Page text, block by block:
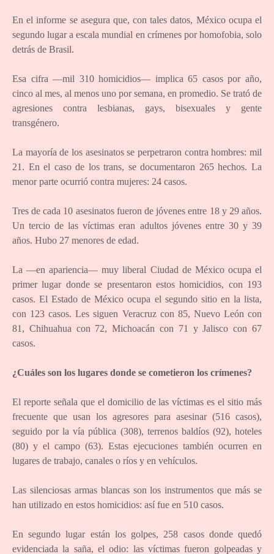
En el informe se asegura que, con tales datos, México ocupa el
segundo lugar a escala mundial en crímenes por homofobia, solo
detrás de Brasil.
Esa cifra —mil 310 homicidios— implica 65 casos por año,
cinco al mes, al menos uno por semana, en promedio. Se trató de
agresiones contra lesbianas, gays, bisexuales y gente
transgénero.
La mayoría de los asesinatos se perpetraron contra hombres: mil
21. En el caso de los trans, se documentaron 265 hechos. La
menor parte ocurrió contra mujeres: 24 casos.
Tres de cada 10 asesinatos fueron de jóvenes entre 18 y 29 años.
Un tercio de las víctimas eran adultos jóvenes entre 30 y 39
años. Hubo 27 menores de edad.
La —en apariencia— muy liberal Ciudad de México ocupa el
primer lugar donde se presentaron estos homicidios, con 193
casos. El Estado de México ocupa el segundo sitio en la lista,
con 123 casos. Les siguen Veracruz con 85, Nuevo León con
81, Chihuahua con 72, Michoacán con 71 y Jalisco con 67
casos.
¿Cuáles son los lugares donde se cometieron los crímenes?
El reporte señala que el domicilio de las víctimas es el sitio más
frecuente que usan los agresores para asesinar (516 casos),
seguido por la vía pública (308), terrenos baldíos (92), hoteles
(80) y el campo (63). Estas ejecuciones también ocurren en
lugares de trabajo, canales o ríos y en vehículos.
Las silenciosas armas blancas son los instrumentos que más se
han utilizado en estos homicidios: así fue en 510 casos.
En segundo lugar están los golpes, 258 casos donde quedó
evidenciada la saña, el odio: las víctimas fueron golpeadas y